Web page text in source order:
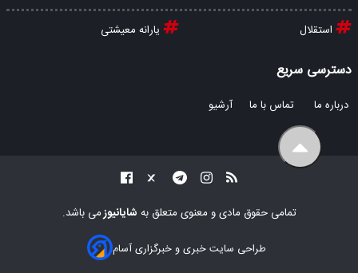
استقلال یارانه معیشتی
دسترسی سریع
درباره ما تماس با ما آرشیو
تمامی حقوق مادی و معنوی متعلق به شایانیوزمی باشد.
طراحی سایت خبری و خبرگزاری آسام